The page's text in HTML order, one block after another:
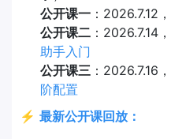
公开课一：2026.7.12，
公开课二：2026.7.14，
助手入门
公开课三：2026.7.16，
阶配置
⚡ 最新公开课回放：